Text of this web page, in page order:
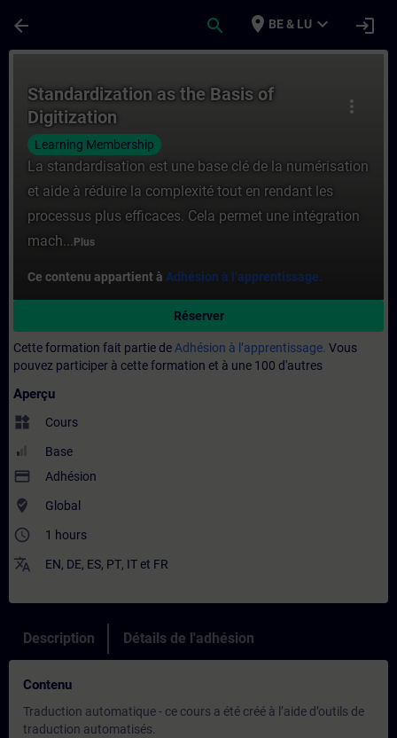
arrow_back search place BE & LU expand_more login
more_vert
Standardization as the Basis of
Digitization
Learning Membership
La standardisation est une base clé de la numérisation
et aide à réduire la complexité tout en rendant les
processus plus efficaces. Cela permet une intégration
mach... Plus
Ce contenu appartient à Adhésion à l’apprentissage.
Réserver
Cette formation fait partie de Adhésion à l’apprentissage. Vous
pouvez participer à cette formation et à une 100 d'autres
Aperçu
widgets Cours
Base
payment Adhésion
where_to_vote Global
access_time 1 hours
translate EN, DE, ES, PT, IT et FR
Description Détails de l'adhésion
Contenu
Traduction automatique - ce cours a été créé à l’aide d’outils de
traduction automatisés.